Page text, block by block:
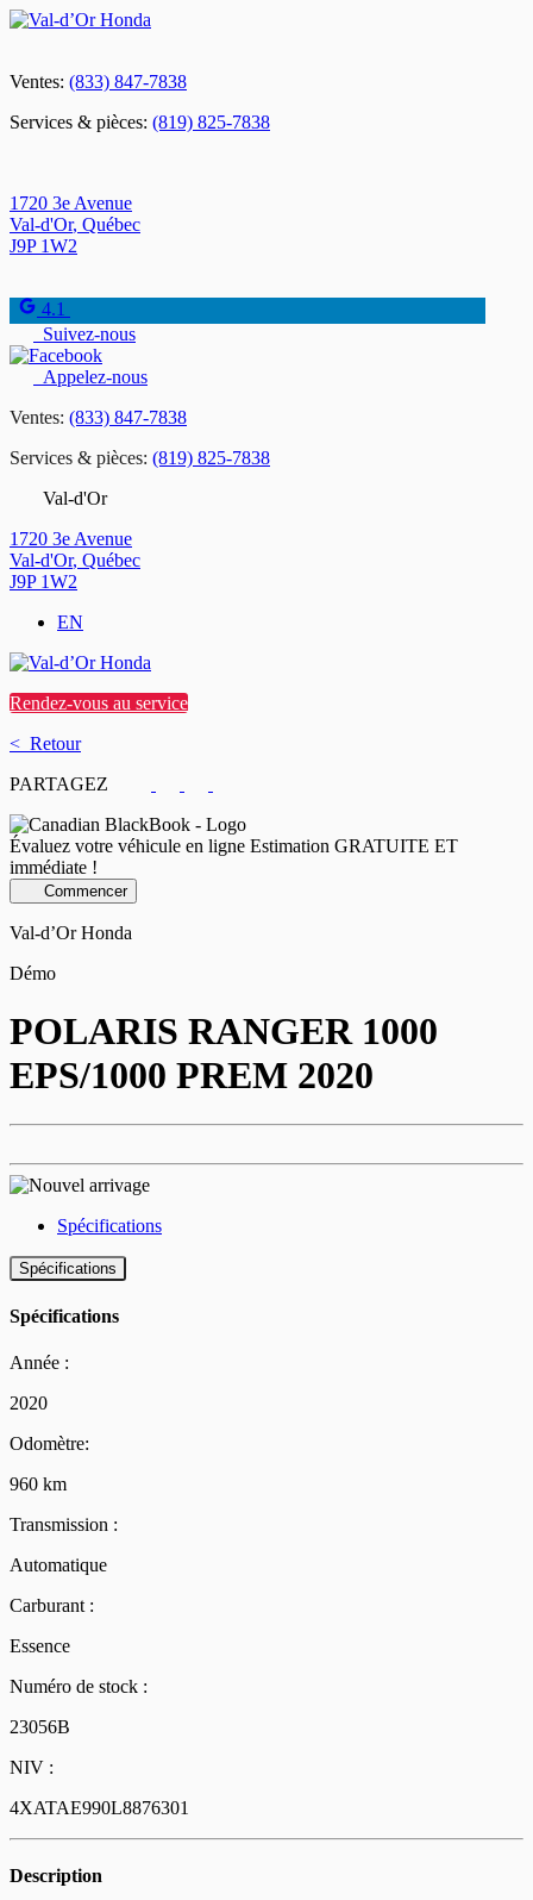
Ventes: (833) 847-7838
Services & pièces: (819) 825-7838
1720 3e Avenue
Val-d'Or, Québec
J9P 1W2
4.1
Suivez-nous
Appelez-nous
Ventes: (833) 847-7838
Services & pièces: (819) 825-7838
Val-d'Or
1720 3e Avenue
Val-d'Or, Québec
J9P 1W2
EN
Rendez-vous au service
< Retour
PARTAGEZ
Évaluez votre véhicule en ligne Estimation GRATUITE ET
immédiate !
Commencer
Val-d’Or Honda
Démo
POLARIS RANGER 1000
EPS/1000 PREM 2020
Spécifications
Spécifications
Spécifications
Année :
2020
Odomètre:
960 km
Transmission :
Automatique
Carburant :
Essence
Numéro de stock :
23056B
NIV :
4XATAE990L8876301
Description